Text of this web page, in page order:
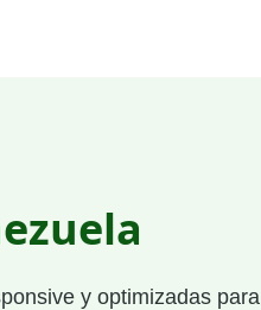
y optimizadas para